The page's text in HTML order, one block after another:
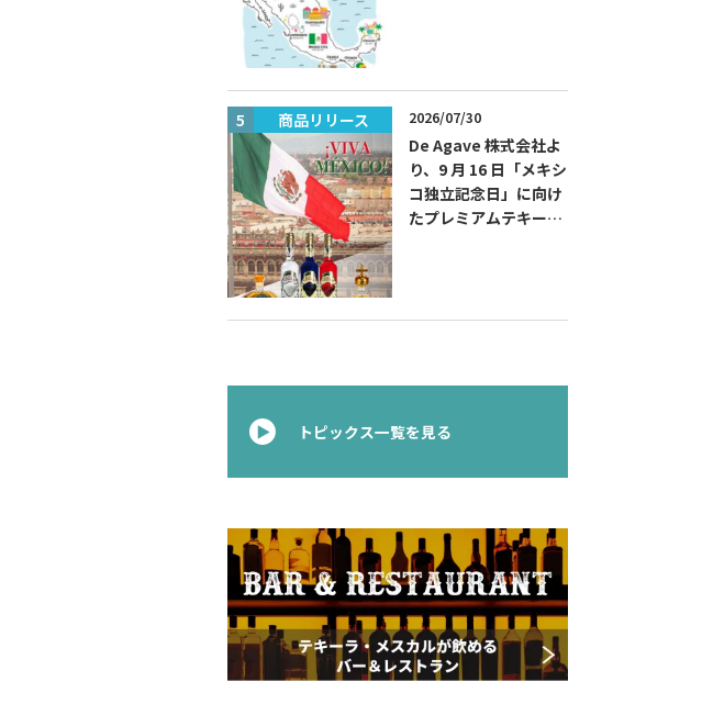
商品リリース 2026/07/30
De Agave 株式会社よ
り、9 月 16 日「メキシ
コ独立記念日」に向け
たプレミアムテキーラ
トピックス一覧を見る